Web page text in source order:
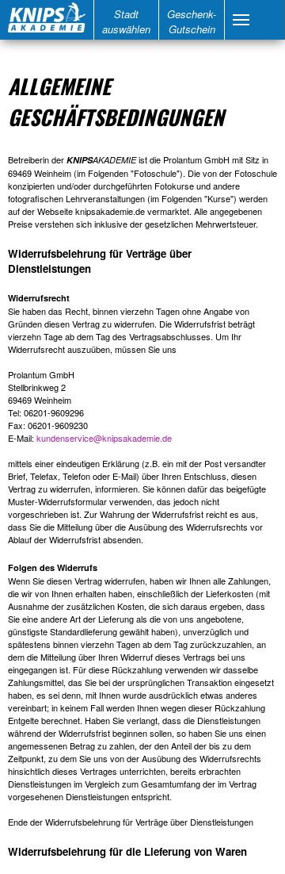
Stadt
auswählen
Geschenk-
Gutschein
ALLGEMEINE
GESCHÄFTSBEDINGUNGEN
Betreiberin der KNIPSAKADEMIEist die Prolantum GmbH mit Sitz in
69469 Weinheim (im Folgenden "Fotoschule"). Die von der Fotoschule
konzipierten und/oder durchgeführten Fotokurse und andere
fotografischen Lehrveranstaltungen (im Folgenden "Kurse") werden
auf der Webseite knipsakademie.de vermarktet. Alle angegebenen
Preise verstehen sich inklusive der gesetzlichen Mehrwertsteuer.
Widerrufsbelehrung für Verträge über
Dienstleistungen
Widerrufsrecht
Sie haben das Recht, binnen vierzehn Tagen ohne Angabe von
Gründen diesen Vertrag zu widerrufen. Die Widerrufsfrist beträgt
vierzehn Tage ab dem Tag des Vertragsabschlusses. Um Ihr
Widerrufsrecht auszuüben, müssen Sie uns
Prolantum GmbH
Stellbrinkweg 2
69469 Weinheim
Tel: 06201-9609296
Fax: 06201-9609230
E-Mail:kundenservice@knipsakademie.de
mittels einer eindeutigen Erklärung (z.B. ein mit der Post versandter
Brief, Telefax, Telefon oder E-Mail) über Ihren Entschluss, diesen
Vertrag zu widerrufen, informieren. Sie können dafür das beigefügte
Muster-Widerrufsformular verwenden, das jedoch nicht
vorgeschrieben ist. Zur Wahrung der Widerrufsfrist reicht es aus,
dass Sie die Mitteilung über die Ausübung des Widerrufsrechts vor
Ablauf der Widerrufsfrist absenden.
Folgen des Widerrufs
Wenn Sie diesen Vertrag widerrufen, haben wir Ihnen alle Zahlungen,
die wir von Ihnen erhalten haben, einschließlich der Lieferkosten (mit
Ausnahme der zusätzlichen Kosten, die sich daraus ergeben, dass
Sie eine andere Art der Lieferung als die von uns angebotene,
günstigste Standardlieferung gewählt haben), unverzüglich und
spätestens binnen vierzehn Tagen ab dem Tag zurückzuzahlen, an
dem die Mitteilung über Ihren Widerruf dieses Vertrags bei uns
eingegangen ist. Für diese Rückzahlung verwenden wir dasselbe
Zahlungsmittel, das Sie bei der ursprünglichen Transaktion eingesetzt
haben, es sei denn, mit Ihnen wurde ausdrücklich etwas anderes
vereinbart; in keinem Fall werden Ihnen wegen dieser Rückzahlung
Entgelte berechnet. Haben Sie verlangt, dass die Dienstleistungen
während der Widerrufsfrist beginnen sollen, so haben Sie uns einen
angemessenen Betrag zu zahlen, der den Anteil der bis zu dem
Zeitpunkt, zu dem Sie uns von der Ausübung des Widerrufsrechts
hinsichtlich dieses Vertrages unterrichten, bereits erbrachten
Dienstleistungen im Vergleich zum Gesamtumfang der im Vertrag
vorgesehenen Dienstleistungen entspricht.
Ende der Widerrufsbelehrung für Verträge über Dienstleistungen
Widerrufsbelehrung für die Lieferung von Waren